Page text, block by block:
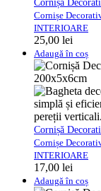
Cornișă
Cornișe
INTERIOARE
25,00 lei
Adaugă în coș
Cornișă
Cornișe
INTERIOARE
17,00 lei
Adaugă în coș